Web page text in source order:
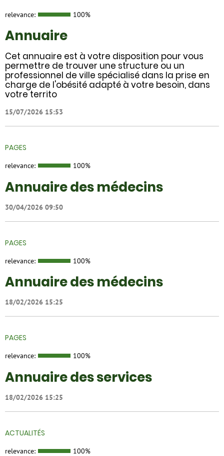
relevance: 100%
Annuaire
Cet annuaire est à votre disposition pour vous
permettre de trouver une structure ou un
professionnel de ville spécialisé dans la prise en
charge de l'obésité adapté à votre besoin, dans
votre territo
15/07/2026 15:53
PAGES
relevance: 100%
Annuaire des médecins
30/04/2026 09:50
PAGES
relevance: 100%
Annuaire des médecins
18/02/2026 15:25
PAGES
relevance: 100%
Annuaire des services
18/02/2026 15:25
ACTUALITÉS
relevance: 100%